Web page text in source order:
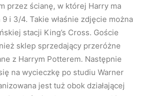
przez ścianę, w której Harry ma
i 3/4. Takie właśnie zdjęcie można
stacji King’s Cross. Goście
sklep sprzedający przeróżne
z Harrym Potterem. Następnie
na wycieczkę po studiu Warner
jest tuż obok działającej